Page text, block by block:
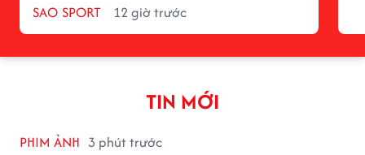
SAO SPORT 12 giờ trước
TIN MỚI
PHIM ẢNH 3 phút trước